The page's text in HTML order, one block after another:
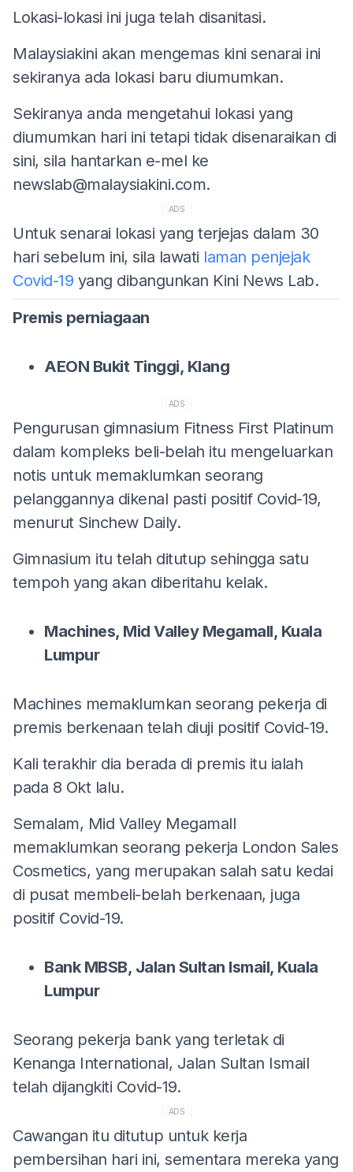
Lokasi-lokasi ini juga telah disanitasi.
Malaysiakini akan mengemas kini senarai ini
sekiranya ada lokasi baru diumumkan.
Sekiranya anda mengetahui lokasi yang
diumumkan hari ini tetapi tidak disenaraikan di
sini, sila hantarkan e-mel ke
newslab@malaysiakini.com.
ADS
Untuk senarai lokasi yang terjejas dalam 30
hari sebelum ini, sila lawati laman penjejak
Covid-19 yang dibangunkan Kini News Lab.
Premis perniagaan
AEON Bukit Tinggi, Klang
ADS
Pengurusan gimnasium Fitness First Platinum
dalam kompleks beli-belah itu mengeluarkan
notis untuk memaklumkan seorang
pelanggannya dikenal pasti positif Covid-19,
menurut Sinchew Daily.
Gimnasium itu telah ditutup sehingga satu
tempoh yang akan diberitahu kelak.
Machines, Mid Valley Megamall, Kuala
Lumpur
Machines memaklumkan seorang pekerja di
premis berkenaan telah diuji positif Covid-19.
Kali terakhir dia berada di premis itu ialah
pada 8 Okt lalu.
Semalam, Mid Valley Megamall
memaklumkan seorang pekerja London Sales
Cosmetics, yang merupakan salah satu kedai
di pusat membeli-belah berkenaan, juga
positif Covid-19.
Bank MBSB, Jalan Sultan Ismail, Kuala
Lumpur
Seorang pekerja bank yang terletak di
Kenanga International, Jalan Sultan Ismail
telah dijangkiti Covid-19.
ADS
Cawangan itu ditutup untuk kerja
pembersihan hari ini, sementara mereka yang